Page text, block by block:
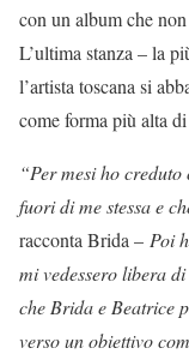
con un album che
L’ultima stanza – la
l’artista toscana si
come forma più alta
“Per mesi ho
fuori di me stessa e
racconta Brida – Poi
mi vedessero libera
che Brida e Beatrice
verso un obiettivo